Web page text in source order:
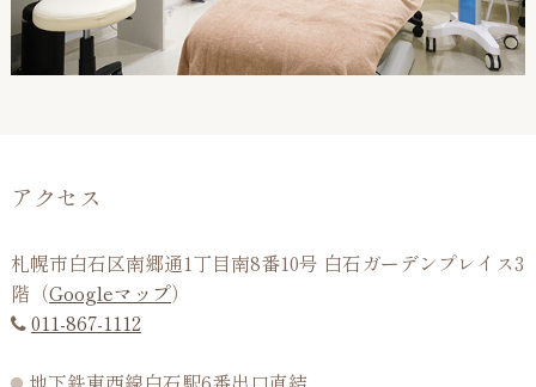
アクセス
札幌市白石区南郷通1丁目南8番10号 白石ガーデンプレイス3
階（Googleマップ）
011-867-1112